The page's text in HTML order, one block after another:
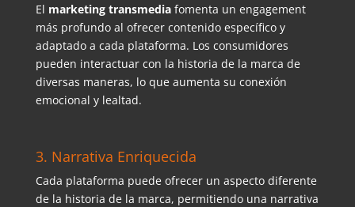
El marketing transmediafomenta un engagement
más profundo al ofrecer contenido específico y
adaptado a cada plataforma. Los consumidores
pueden interactuar con la historia de la marca de
diversas maneras, lo que aumenta su conexión
emocional y lealtad.
3. Narrativa Enriquecida
Cada plataforma puede ofrecer un aspecto diferente
de la historia de la marca, permitiendo una narrativa